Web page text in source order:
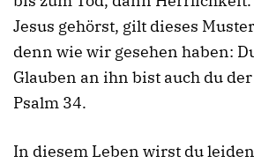
Jesus gehörst, gilt dieses
denn wie wir gesehen haben:
Glauben an ihn bist auch du
Psalm 34.
In diesem Leben wirst du